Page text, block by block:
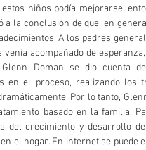
niños podía mejorarse,
a la conclusión de que, en
A los padres
venía acompañado de
Doman se dio cuenta
en el proceso, realizando los
Por lo tanto,
basado en la familia.
del crecimiento y desarrollo
el hogar. En internet se